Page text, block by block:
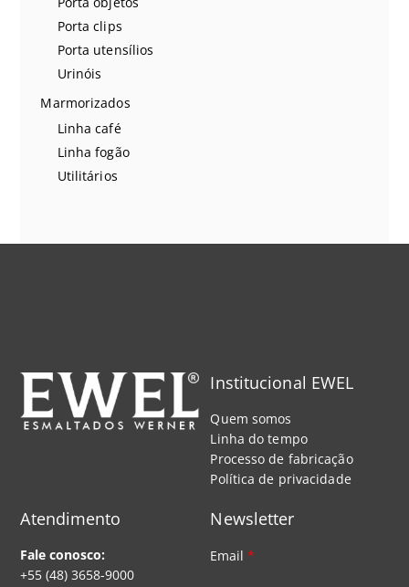
Porta clips
Porta utensílios
Urinóis
Marmorizados
Linha café
Linha fogão
Utilitários
Institucional EWEL
Quem somos
Linha do tempo
Processo de fabricação
Política de privacidade
Atendimento
Fale conosco:
+55 (48) 3658-9000
Newsletter
Email*